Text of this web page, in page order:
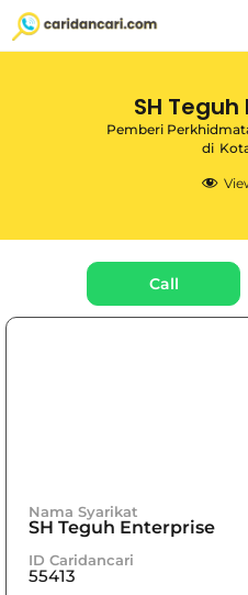
SH
Pemberi
di
Call
Nama Syarikat
SH Teguh Enterprise
ID Caridancari
55413